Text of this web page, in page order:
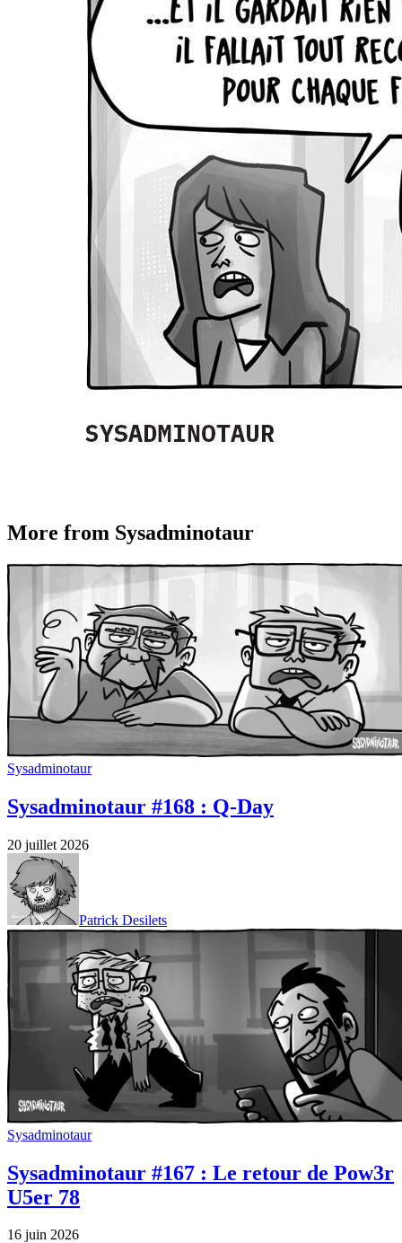
More from Sysadminotaur
Sysadminotaur
Sysadminotaur #168 : Q-Day
20 juillet 2026
Patrick Desilets
Sysadminotaur
Sysadminotaur #167 : Le retour de Pow3r
U5er 78
16 juin 2026